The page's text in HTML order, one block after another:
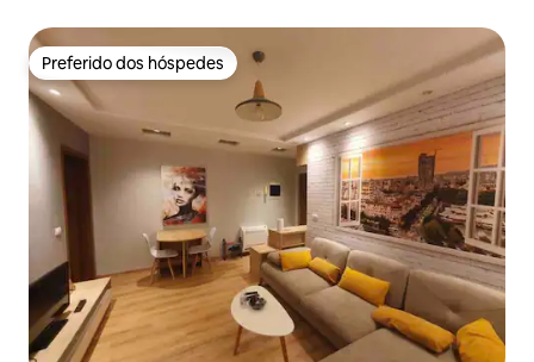
Preferido dos hóspedes
Preferido dos hóspedes